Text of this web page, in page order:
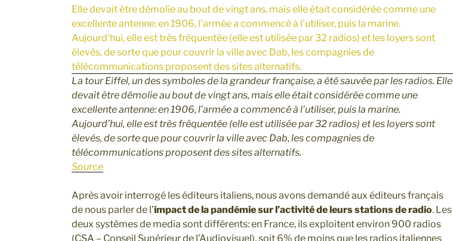
La tour Eiffel, un des symboles de la grandeur française, a été sauvée par les radios. Elle
devait être démolie au bout de vingt ans, mais elle était considérée comme une
excellente antenne: en 1906, l’armée a commencé à l’utiliser, puis la marine.
Aujourd’hui, elle est très fréquentée (elle est utilisée par 32 radios) et les loyers sont
élevés, de sorte que pour couvrir la ville avec Dab, les compagnies de
télécommunications proposent des sites alternatifs.
Source
Après avoir interrogé les éditeurs italiens, nous avons demandé aux éditeurs français
de nous parler de l’impact de la pandémie sur l’activité de leurs stations de radio. Les
deux systèmes de media sont différents: en France, ils exploitent environ 900 radios
(CSA – Conseil Supérieur de l’Audiovisuel), soit 6% de moins que les radios italiennes